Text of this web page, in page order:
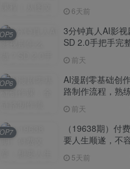
6天前
3分钟真人AI影视
SD 2.0手把手完
无限生成
前天
AI漫剧零基础创
路制作流程，熟
前天
（19638期）付
要人生顺遂，不
5天前